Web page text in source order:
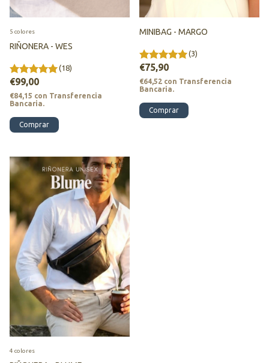
RIÑONERA - WES
(18)
€99,00
€84,15 con Transferencia
Bancaria.
5 colores
Comprar
MINIBAG - MARGO
(3)
€75,90
€64,52 con Transferencia
Bancaria.
Comprar
1/10
4 colores